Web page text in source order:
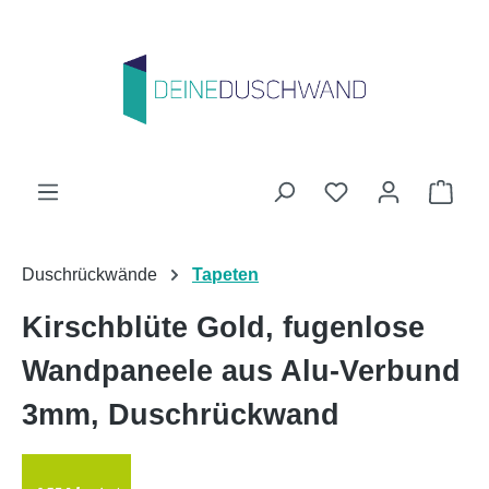
Du hast 0
Duschrückwände Tapeten
Kirschblüte Gold, fugenlose
Wandpaneele aus Alu-Verbund
3mm, Duschrückwand